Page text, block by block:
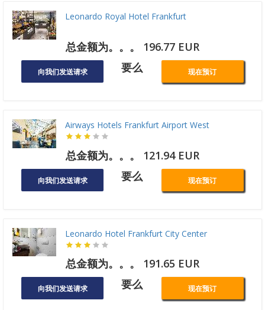
Leonardo Royal Hotel Frankfurt
总金额为。。。 196.77 EUR
向我们发送请求 要么 现在预订
Airways Hotels Frankfurt Airport West
总金额为。。。 121.94 EUR
向我们发送请求 要么 现在预订
Leonardo Hotel Frankfurt City Center
总金额为。。。 191.65 EUR
向我们发送请求 要么 现在预订